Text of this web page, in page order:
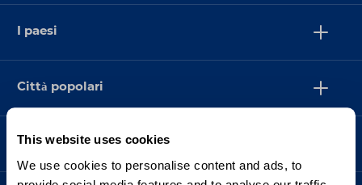
This website uses cookies
We use cookies to personalise content and ads, to
I paesi
Città popolari
Supporto